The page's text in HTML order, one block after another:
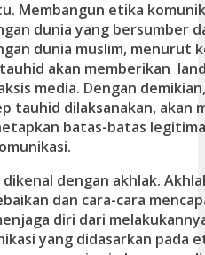
Membangun etika
dunia yang bersumber
dunia muslim, menurut
akan memberikan
media. Dengan
tauhid dilaksanakan, akan
batas-batas
dengan akhlak.
dan cara-cara
diri dari
yang didasarkan pada